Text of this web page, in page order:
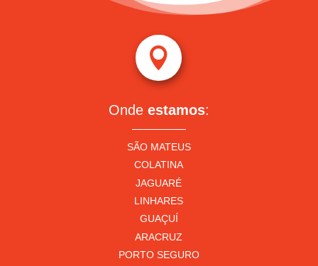

Onde estamos:
SÃO MATEUS
COLATINA
JAGUARÉ
LINHARES
GUAÇUÍ
ARACRUZ
PORTO SEGURO